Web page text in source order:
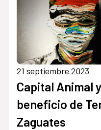
21 septiembre 2023
Capital Animal
beneficio de
Zaguates